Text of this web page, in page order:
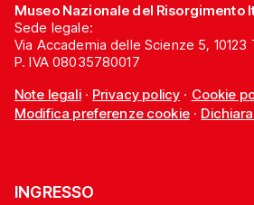
Museo Nazionale del Risorgimento
Sede legale:
Via Accademia delle Scienze 5, 10123
P. IVA 08035780017
Note legali· Privacy policy · Cookie
Modifica preferenze cookie·
INGRESSO